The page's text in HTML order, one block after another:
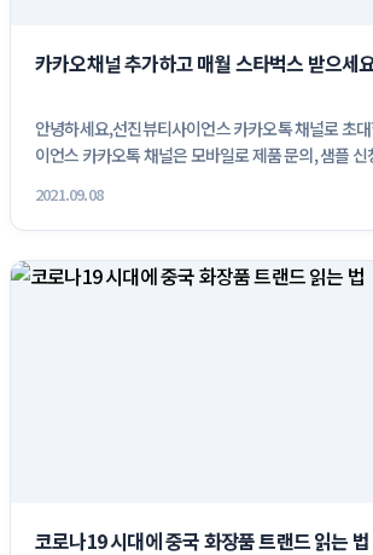
카카오채널 추가하고 매월 스타벅스 받으세
안녕하세요,선진뷰티사이언스 카카오톡 채널로 초
이언스 카카오톡 채널은 모바일로 제품 문의, 샘플
2021.09.08
코로나19 시대에 중국 화장품 트랜드 읽는 법